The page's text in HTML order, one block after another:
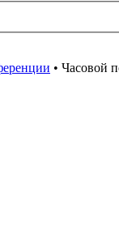
• Часовой